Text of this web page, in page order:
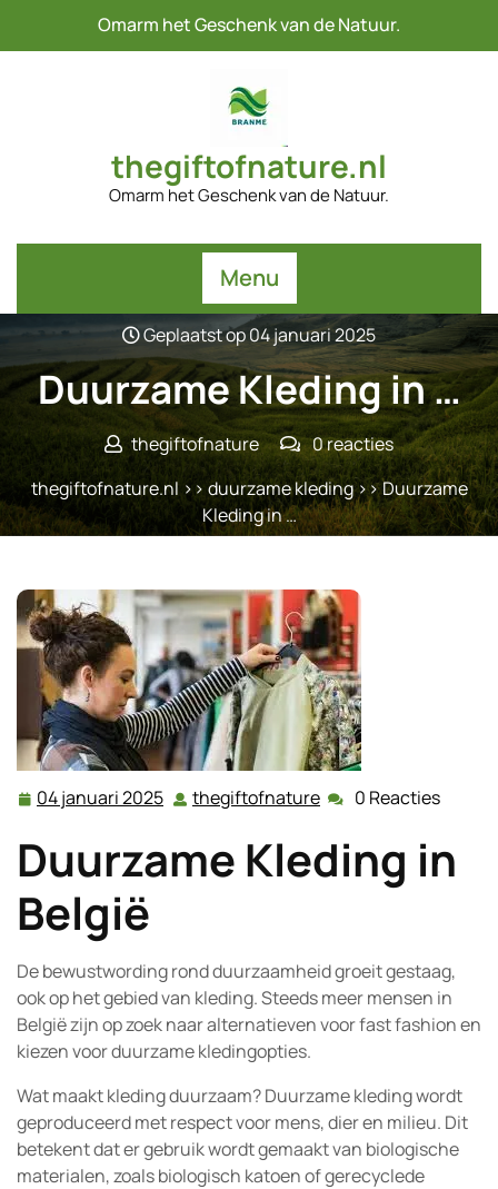
Omarm het Geschenk van de Natuur.
thegiftofnature.nl
Omarm het Geschenk van de Natuur.
Menu
Geplaatst op 04 januari 2025
Duurzame Kleding in …
thegiftofnature
0 reacties
thegiftofnature.nl>> duurzame kleding>> Duurzame
Kleding in …
04 januari 2025 04
2025
thegiftofnature thegiftofnature
0 Reacties
Duurzame Kleding in
België
De bewustwording rond duurzaamheid groeit gestaag,
ook op het gebied van kleding. Steeds meer mensen in
België zijn op zoek naar alternatieven voor fast fashion en
kiezen voor duurzame kledingopties.
Wat maakt kleding duurzaam? Duurzame kleding wordt
geproduceerd met respect voor mens, dier en milieu. Dit
betekent dat er gebruik wordt gemaakt van biologische
materialen, zoals biologisch katoen of gerecyclede